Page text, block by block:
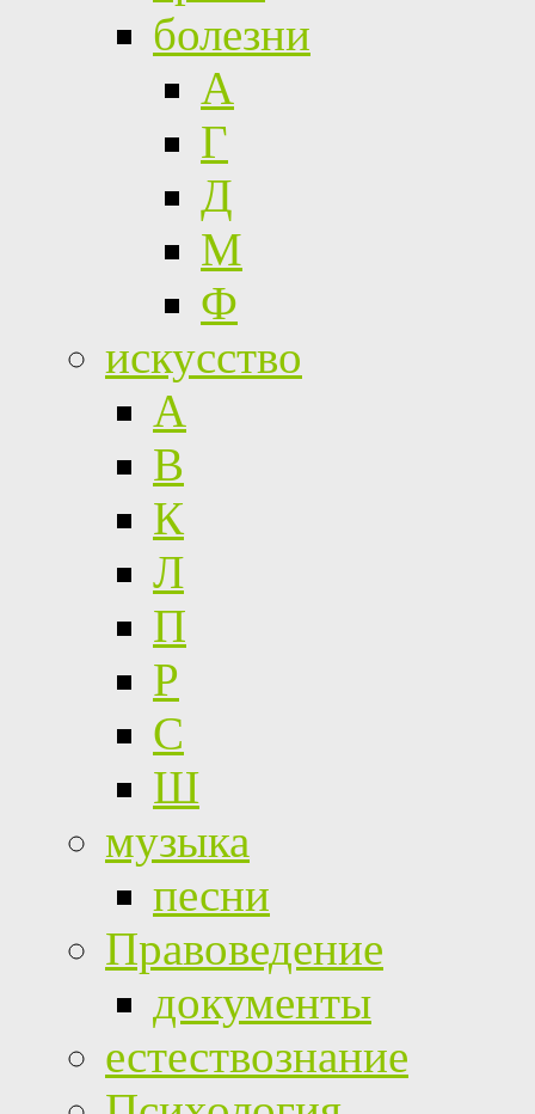
болезни
А
Г
Д
М
Ф
искусство
А
В
К
Л
П
Р
С
Ш
музыка
песни
Правоведение
документы
естествознание